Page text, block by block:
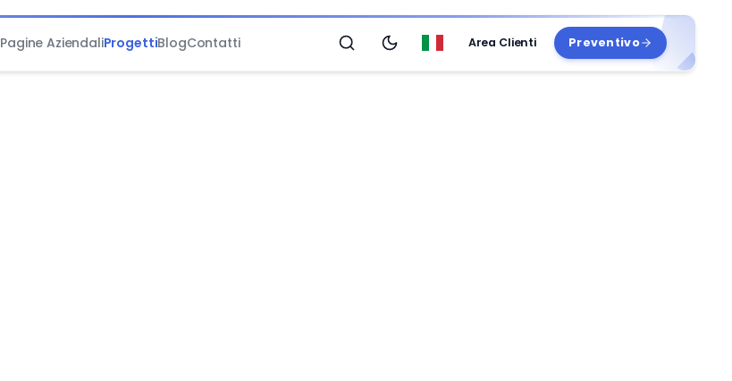
Pagine AziendaliProgettiBlogContatti SearchPassa al tema scuro
ItalianoArea Clienti Preventivo